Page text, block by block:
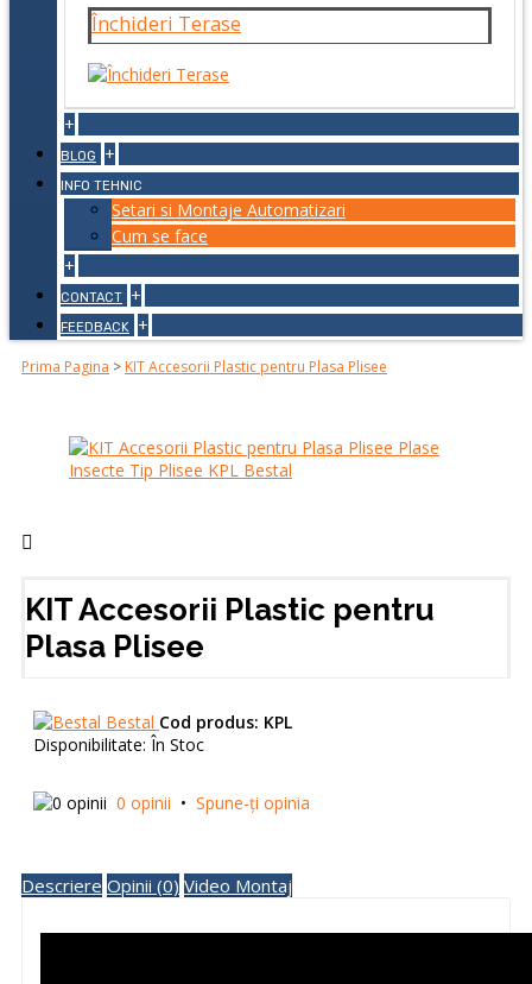
Închideri Terase
+
BLOG +
INFO TEHNIC
Setari si Montaje Automatizari
Cum se face
+
CONTACT +
FEEDBACK +
Prima Pagina > KIT Accesorii Plastic pentru Plasa Plisee
KIT Accesorii Plastic pentru
Plasa Plisee
Bestal Cod produs: KPL
Disponibilitate: În Stoc
0 opinii • Spune-ţi opinia
Descriere Opinii (0) Video Montaj